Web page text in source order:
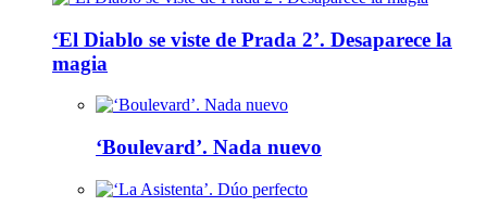
‘El Diablo se viste de Prada 2’. Desaparece la
magia
‘Boulevard’. Nada nuevo